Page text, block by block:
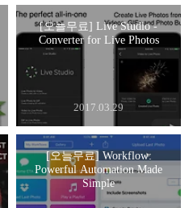
[오늘무료] Live Studio -
Converter for Live Photos
2017.03.29
[오늘무료] Workflow:
Powerful Automation Made
Simple